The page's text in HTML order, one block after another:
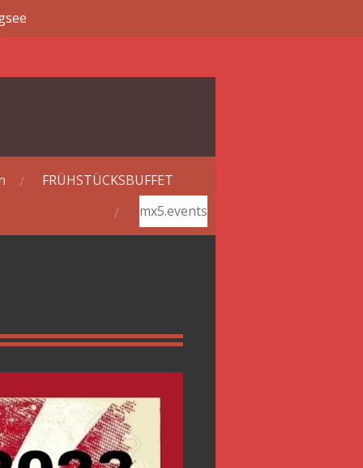
FRÜHSTÜCKSBUFFET
mx5.events